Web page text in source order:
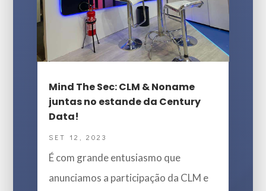
Mind The Sec: CLM & Noname
juntas no estande da Century
Data!
SET 12, 2023
É com grande entusiasmo que
anunciamos a participação da CLM e